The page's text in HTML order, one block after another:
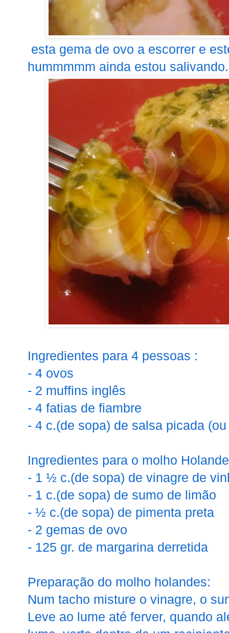
esta gema de ovo a escorrer e
hummmmm ainda estou
Ingredientes para 4 pessoas :
- 4 ovos
- 2 muffins inglês
- 4 fatias de fiambre
- 4 c.(de sopa) de salsa picada
Ingredientes para o molho
- 1 ½ c.(de sopa) de vinagre de
- 1 c.(de sopa) de sumo de limão
- ½ c.(de sopa) de pimenta preta
- 2 gemas de ovo
- 125 gr. de margarina derretida
Preparação do molho holandes:
Num tacho misture o vinagre, o
Leve ao lume até ferver, quando